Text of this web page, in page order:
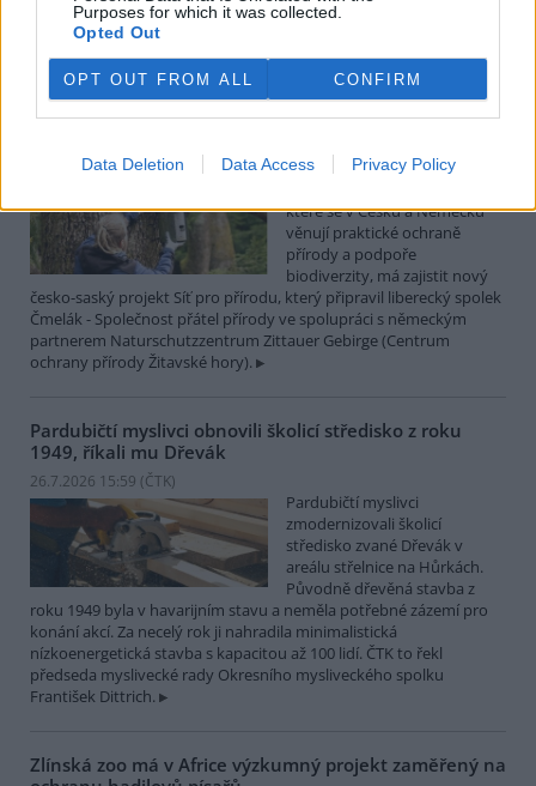
Purposes for which it was collected.
Opted Out
OPT OUT FROM ALL CONFIRM
Data Deletion Data Access Privacy Policy
vejčitý profil stok, který zlepšuje jejich samočištění a umožňuje
odvádět víc vody při přívalových deštích. ČTK to řekl mistr provozu
Organizace v Česku a Německu chtějí víc
26.7.2026 16:22 | LIBEREC ( ČTK)
které se v Česku a Německu
věnují praktické ochraně
přírody a podpoře
biodiverzity, má zajistit nový
česko-saský projekt Síť pro přírodu, který připravil liberecký spolek
Čmelák - Společnost přátel přírody ve spolupráci s německým
partnerem Naturschutzzentrum Zittauer Gebirge (Centrum
ochrany přírody Žitavské hory).
Pardubičtí myslivci obnovili školicí středisko z roku
1949, říkali mu Dřevák
26.7.2026 15:59 (ČTK)
Pardubičtí myslivci
zmodernizovali školicí
středisko zvané Dřevák v
areálu střelnice na Hůrkách.
Původně dřevěná stavba z
roku 1949 byla v havarijním stavu a neměla potřebné zázemí pro
konání akcí. Za necelý rok ji nahradila minimalistická
nízkoenergetická stavba s kapacitou až 100 lidí. ČTK to řekl
předseda myslivecké rady Okresního mysliveckého spolku
František Dittrich.
Zlínská zoo má v Africe výzkumný projekt zaměřený na